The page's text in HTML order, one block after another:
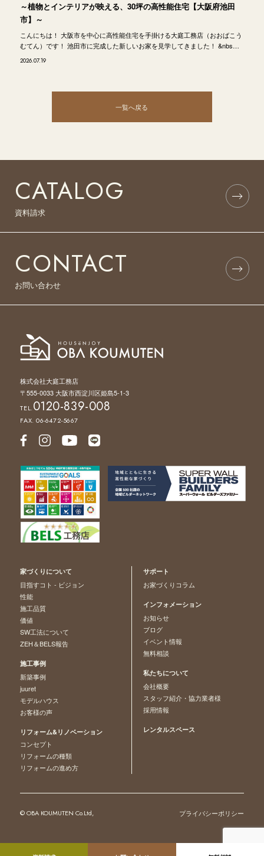
～植物とインテリアが映える、30坪の高性能住宅【大阪府池田
市】～
こんにちは！ 大阪市を中心に高性能住宅を手掛ける大庭工務店（おおばこう
むてん）です！ 池田市に完成した新しいお家を見学してきました！ &nbs…
2026.07.19
一覧へ戻る
CATALOG
資料請求
CONTACT
お問い合わせ
株式会社大庭工務店
〒555-0033 大阪市西淀川区姫島5-1-3
TEL.0120-839-008
FAX. 06-6472-5667
家づくりについて
目指すコト - ビジョン
性能
施工品質
価値
SW工法について
ZEH＆BELS報告
施工事例
新築事例
juuret
モデルハウス
お客様の声
リフォーム&リノベーション
コンセプト
リフォームの種類
リフォームの進め方
サポート
お家づくりコラム
インフォメーション
お知らせ
ブログ
イベント情報
無料相談
私たちについて
会社概要
スタッフ紹介・協力業者様
採用情報
レンタルスペース
© OBA KOUMUTEN Co.Ltd, プライバシーポリシー